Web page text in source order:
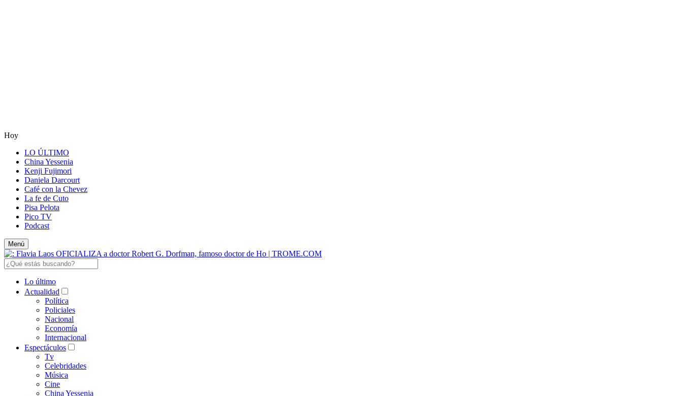
Hoy
LO ÚLTIMO
China Yessenia
Kenji Fujimori
Daniela Darcourt
Café con la Chevez
La fe de Cuto
Pisa Pelota
Pico TV
Podcast
Menú
Lo último
Actualidad
Política
Policiales
Nacional
Economía
Internacional
Espectáculos
Tv
Celebridades
Música
Cine
China Yessenia